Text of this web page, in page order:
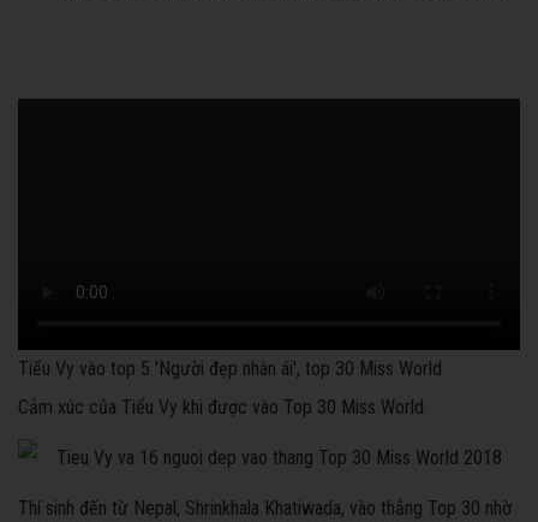
Tiểu Vy vào top 5 'Người đẹp nhân ái', top 30 Miss World
Cảm xúc của Tiểu Vy khi được vào Top 30 Miss World.
Thí sinh đến từ Nepal, Shrinkhala Khatiwada, vào thẳng Top 30 nhờ